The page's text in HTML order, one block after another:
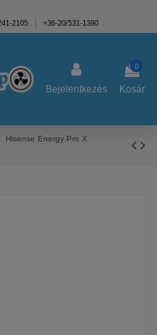
2105 +36-20/531-1390
Bejelentkezés
0
Kosár
Hisense Energy Pro X